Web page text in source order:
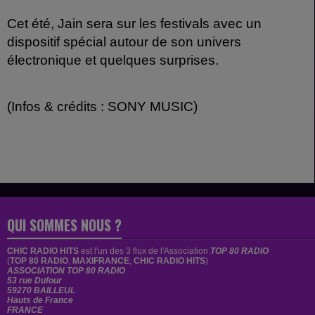
Cet été, Jain sera sur les festivals avec un
dispositif spécial autour de son univers
électronique et quelques surprises.
(Infos & crédits : SONY MUSIC)
QUI SOMMES NOUS ?
CHIC RADIO HITS est l'un des 3 flux de l'Association TOP 80 RADIO
(TOP 80 RADIO, MAXIFRANCE, CHIC RADIO HITS)
ASSOCIATION TOP 80 RADIO
53 rue Dufour
59270 BAILLEUL
Hauts de France
FRANCE